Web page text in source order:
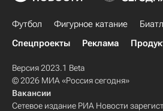
Футбол Фигурное катание
Спецпроекты
Реклама
Версия 2023.1 Beta
© 2026 МИА «Россия сегодня»
Вакансии
Сетевое издание РИА Новости